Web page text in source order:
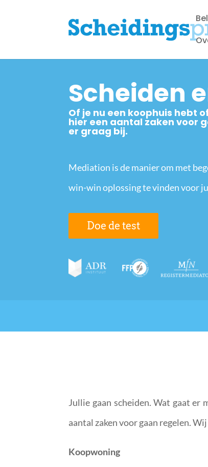
Scheiden
Of je nu een koophuis hebt
hier een aantal zaken voor
er graag bij.
Mediation is de manier om met
win-win oplossing te vinden voor
Doe de test
Jullie gaan scheiden. Wat gaat er
aantal zaken voor gaan regelen.
Koopwoning